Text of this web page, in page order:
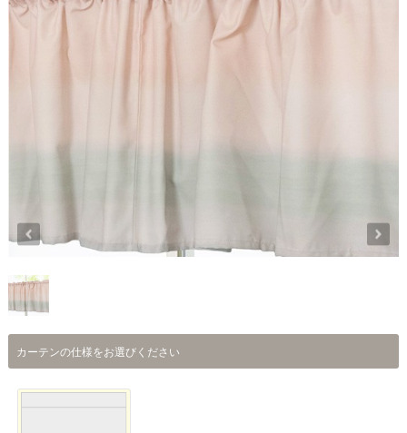
カーテンの仕様をお選びください